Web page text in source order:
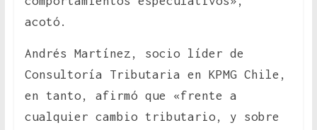
acotó.
Andrés Martínez, socio líder de
Consultoría Tributaria en KPMG Chile,
en tanto, afirmó que «frente a
cualquier cambio tributario, y sobre